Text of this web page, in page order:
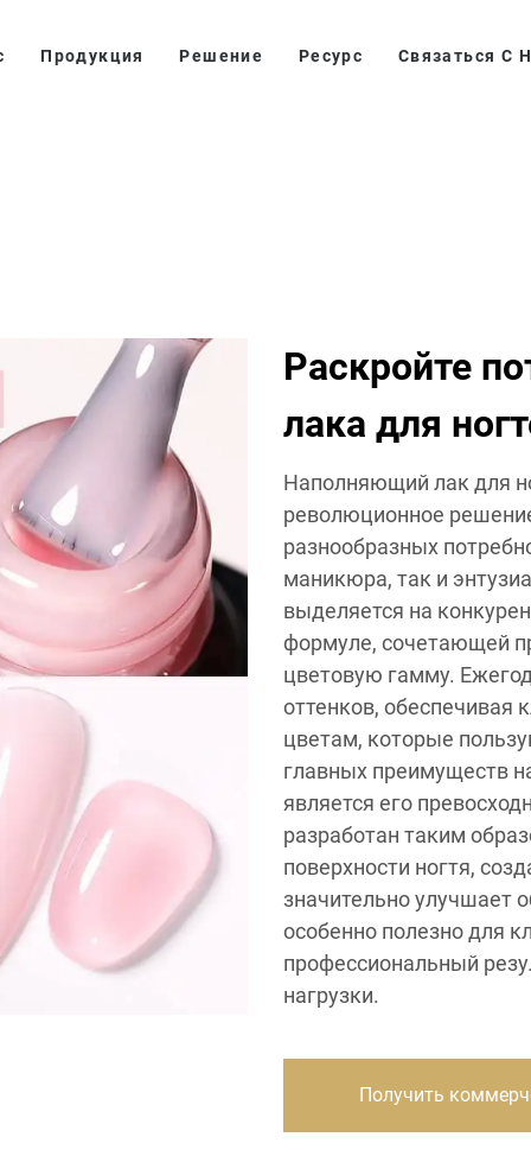
Продукция Решение Ресурс Связаться С
Раскройте
лака для
Наполняющий лак для
революционное
разнообразных
маникюра, так и
выделяется на
формуле, сочетающей
цветовую гамму.
оттенков, обеспечивая
цветам, которые
главных преимуществ
является его
разработан таким
поверхности ногтя,
значительно улучшает
особенно полезно для
профессиональный
нагрузки.
Получить